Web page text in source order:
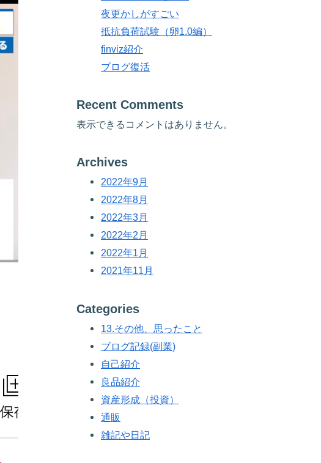
夜更かしがすごい
抵抗負荷試験（卵1.0編）
finviz紹介
ブログ復活
Recent Comments
表示できるコメントはありません。
Archives
2022年9月
2022年8月
2022年3月
2022年2月
2022年1月
2021年11月
Categories
13.その他、思ったこと
ブログ記録(副業)
自己紹介
良品紹介
資産形成（投資）
通販
雑記や日記